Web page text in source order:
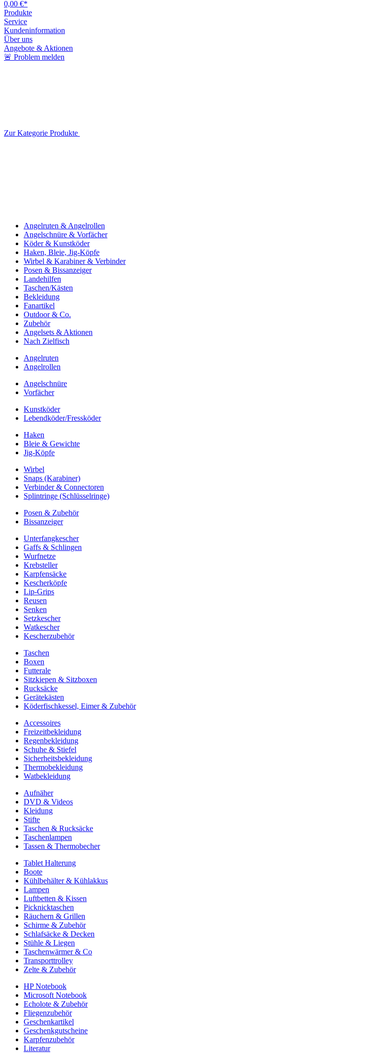
0,00 €*
Produkte
Service
Kundeninformation
Über uns
Angebote & Aktionen
🚨 Problem melden
Zur Kategorie Produkte
Angelruten & Angelrollen
Angelschnüre & Vorfächer
Köder & Kunstköder
Haken, Bleie, Jig-Köpfe
Wirbel & Karabiner & Verbinder
Posen & Bissanzeiger
Landehilfen
Taschen/Kästen
Bekleidung
Fanartikel
Outdoor & Co.
Zubehör
Angelsets & Aktionen
Nach Zielfisch
Angelruten
Angelrollen
Angelschnüre
Vorfächer
Kunstköder
Lebendköder/Fressköder
Haken
Bleie & Gewichte
Jig-Köpfe
Wirbel
Snaps (Karabiner)
Verbinder & Connectoren
Splintringe (Schlüsselringe)
Posen & Zubehör
Bissanzeiger
Unterfangkescher
Gaffs & Schlingen
Wurfnetze
Krebsteller
Karpfensäcke
Kescherköpfe
Lip-Grips
Reusen
Senken
Setzkescher
Watkescher
Kescherzubehör
Taschen
Boxen
Futterale
Sitzkiepen & Sitzboxen
Rucksäcke
Gerätekästen
Köderfischkessel, Eimer & Zubehör
Accessoires
Freizeitbekleidung
Regenbekleidung
Schuhe & Stiefel
Sicherheitsbekleidung
Thermobekleidung
Watbekleidung
Aufnäher
DVD & Videos
Kleidung
Stifte
Taschen & Rucksäcke
Taschenlampen
Tassen & Thermobecher
Tablet Halterung
Boote
Kühlbehälter & Kühlakkus
Lampen
Luftbetten & Kissen
Picknicktaschen
Räuchern & Grillen
Schirme & Zubehör
Schlafsäcke & Decken
Stühle & Liegen
Taschenwärmer & Co
Transporttrolley
Zelte & Zubehör
HP Notebook
Microsoft Notebook
Echolote & Zubehör
Fliegenzubehör
Geschenkartikel
Geschenkgutscheine
Karpfenzubehör
Literatur